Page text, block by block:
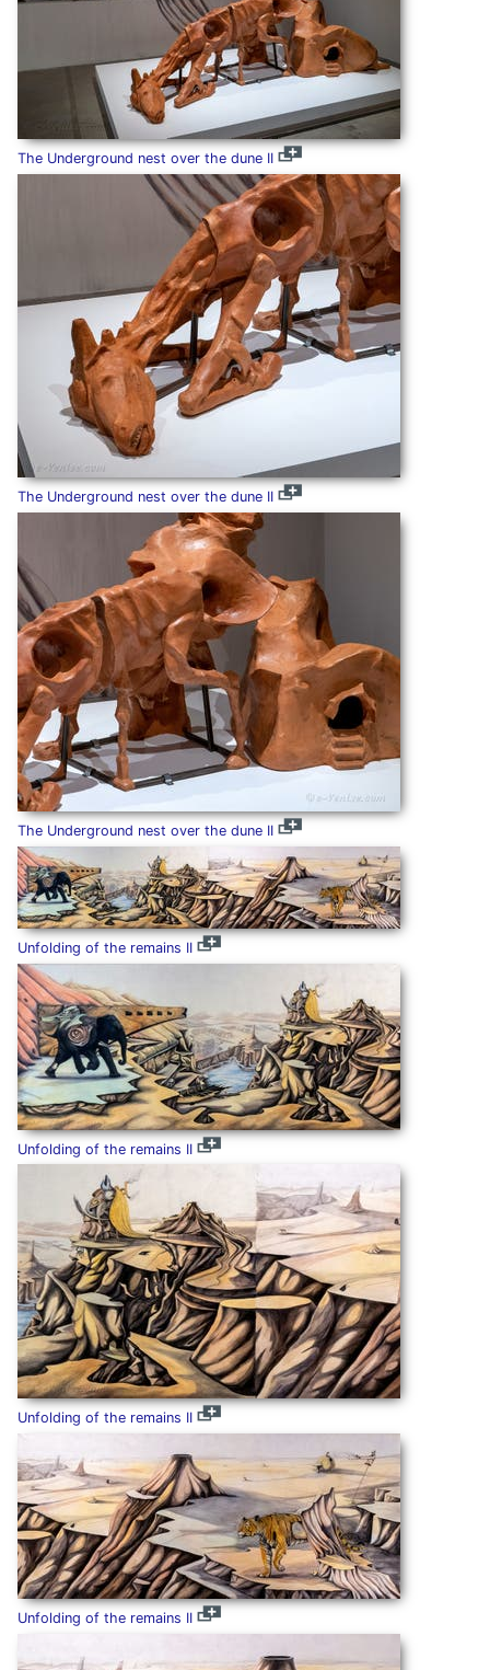
The Underground nest over the dune II
The Underground nest over the dune II
The Underground nest over the dune II
Unfolding of the remains II
Unfolding of the remains II
Unfolding of the remains II
Unfolding of the remains II